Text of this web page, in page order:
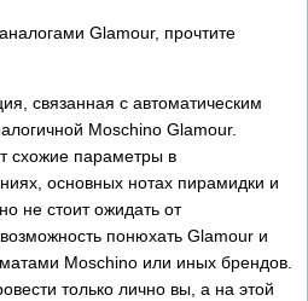
Glamour, прочтите
связанная с автоматическим
Moschino Glamour.
схожие параметры в
основных нотах пирамидки и
не стоит ожидать от
возможность понюхать Glamour и
Moschino или иных брендов.
только лично вы, а на этой